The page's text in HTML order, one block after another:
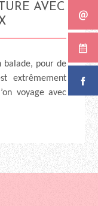
AVEC
balade, pour de
extrêmement
voyage avec